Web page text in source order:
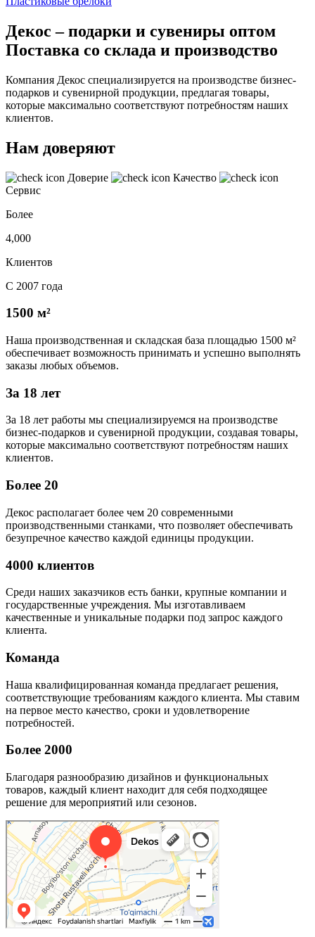
Декос – подарки и сувениры оптом
Поставка со склада и производство
Компания Декос специализируется на производстве бизнес-
подарков и сувенирной продукции, предлагая товары,
которые максимально соответствуют потребностям наших
клиентов.
Нам доверяют
Доверие
Качество
Сервис
Более
4,000
Клиентов
С 2007 года
1500 м²
Наша производственная и складская база площадью 1500 м²
обеспечивает возможность принимать и успешно выполнять
заказы любых объемов.
За 18 лет
За 18 лет работы мы специализируемся на производстве
бизнес-подарков и сувенирной продукции, создавая товары,
которые максимально соответствуют потребностям наших
клиентов.
Более 20
Декос располагает более чем 20 современными
производственными станками, что позволяет обеспечивать
безупречное качество каждой единицы продукции.
4000 клиентов
Среди наших заказчиков есть банки, крупные компании и
государственные учреждения. Мы изготавливаем
качественные и уникальные подарки под запрос каждого
клиента.
Команда
Наша квалифицированная команда предлагает решения,
соответствующие требованиям каждого клиента. Мы ставим
на первое место качество, сроки и удовлетворение
потребностей.
Более 2000
Благодаря разнообразию дизайнов и функциональных
товаров, каждый клиент находит для себя подходящее
решение для мероприятий или сезонов.